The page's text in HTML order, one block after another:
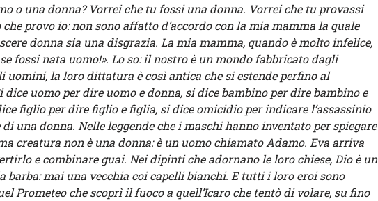
o una donna? Vorrei che tu fossi una donna. Vorrei che tu provassi
provo io: non sono affatto d’accordo con la mia mamma la quale
donna sia una disgrazia. La mia mamma, quando è molto infelice,
fossi nata uomo!». Lo so: il nostro è un mondo fabbricato dagli
uomini, la loro dittatura è così antica che si estende perfino al
dice uomo per dire uomo e donna, si dice bambino per dire bambino e
figlio per dire figlio e figlia, si dice omicidio per indicare l’assassinio
una donna. Nelle leggende che i maschi hanno inventato per spiegare
creatura non è una donna: è un uomo chiamato Adamo. Eva arriva
e combinare guai. Nei dipinti che adornano le loro chiese, Dio è un
barba: mai una vecchia coi capelli bianchi. E tutti i loro eroi sono
Prometeo che scoprì il fuoco a quell’Icaro che tentò di volare, su fino